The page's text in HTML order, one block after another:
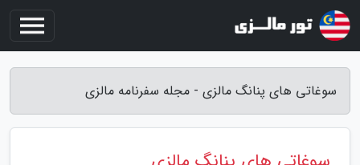
سوغاتی های پنانگ مالزی - مجله سفرنامه مالزی